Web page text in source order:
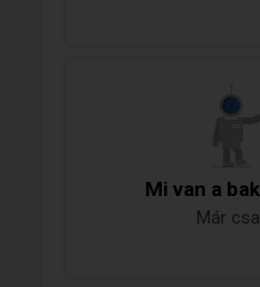
Mi van a
Már